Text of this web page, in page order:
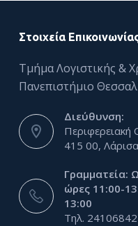
Στοιχεία
Τμήμα Λογιστικής &
Πανεπιστήμιο
Διεύθυνση:
415 00, Λάρισα
Γραμματεία:
ώρες 11:00-
13:00
Τηλ.